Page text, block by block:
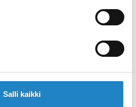
Salli kaikki
Museon
Europaeus-seura, ja se
>>